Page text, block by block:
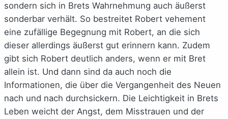
sondern sich in Brets Wahrnehmung auch äußerst
sonderbar verhält. So bestreitet Robert vehement
eine zufällige Begegnung mit Robert, an die sich
dieser allerdings äußerst gut erinnern kann. Zudem
gibt sich Robert deutlich anders, wenn er mit Bret
allein ist. Und dann sind da auch noch die
Informationen, die über die Vergangenheit des Neuen
nach und nach durchsickern. Die Leichtigkeit in Brets
Leben weicht der Angst, dem Misstrauen und der